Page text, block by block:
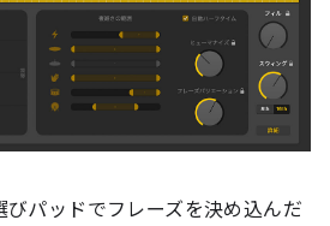
びパッドでフレーズを決め込んだ